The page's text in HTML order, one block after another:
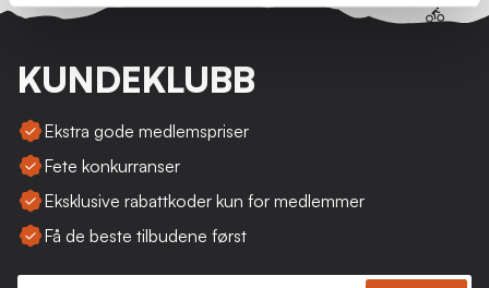
KUNDEKLUBB
Ekstra gode medlemspriser
Fete konkurranser
Eksklusive rabattkoder kun for medlemmer
Få de beste tilbudene først